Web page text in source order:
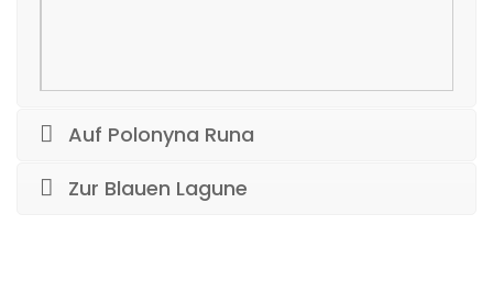
Auf Polonyna Runa
Zur Blauen Lagune